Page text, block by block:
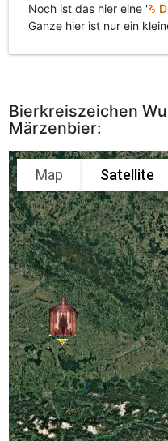
Noch ist das hier eine '
Ganze hier ist nur ein
Bierkreiszeichen
Märzenbier:
Map Satellite